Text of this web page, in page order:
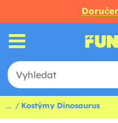
... Kostýmy Dinosaurus